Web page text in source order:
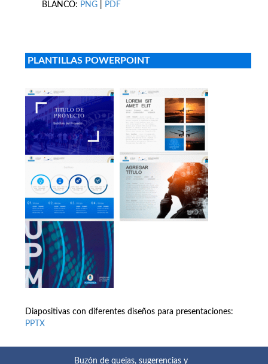
BLANCO: PNG PDF
PLANTILLAS POWERPOINT
Diapositivas con diferentes diseños para presentaciones:
PPTX
Buzón de quejas, sugerencias y